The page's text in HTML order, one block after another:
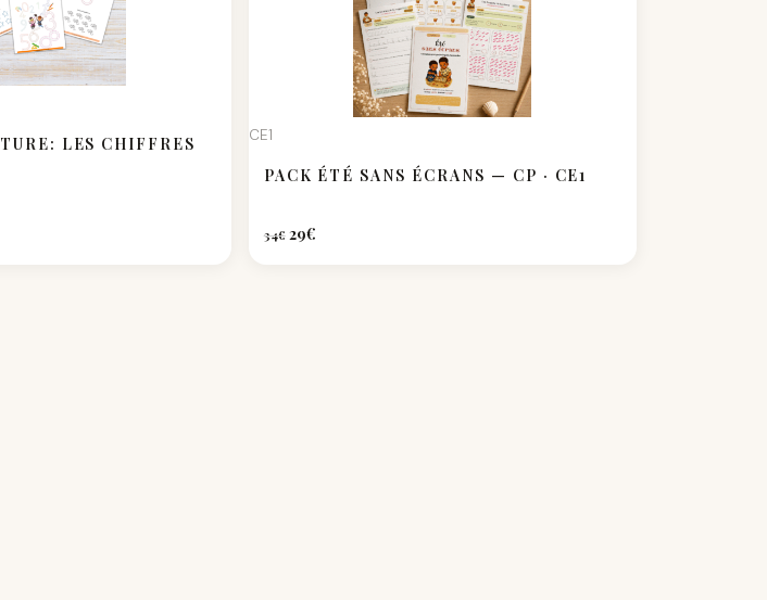
LES CHIFFRES CE1
PACK ÉTÉ SANS ÉCRANS — CP · CE1
34€ 29€